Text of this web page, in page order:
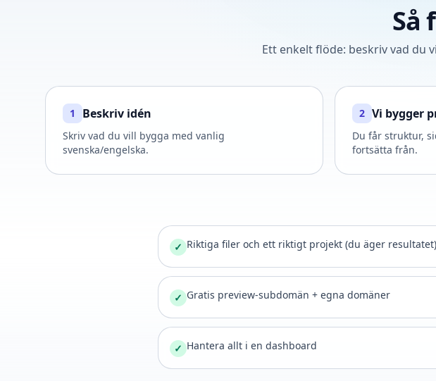
Så
Ett enkelt flöde: beskriv vad
1 Beskriv idén
Skriv vad du vill bygga med vanlig
svenska/engelska.
2 Vi bygger
Du får struktur,
fortsätta från.
✓ Riktiga filer och ett riktigt projekt (du äger resultatet)
✓ Gratis preview-subdomän + egna domäner
✓ Hantera allt i en dashboard